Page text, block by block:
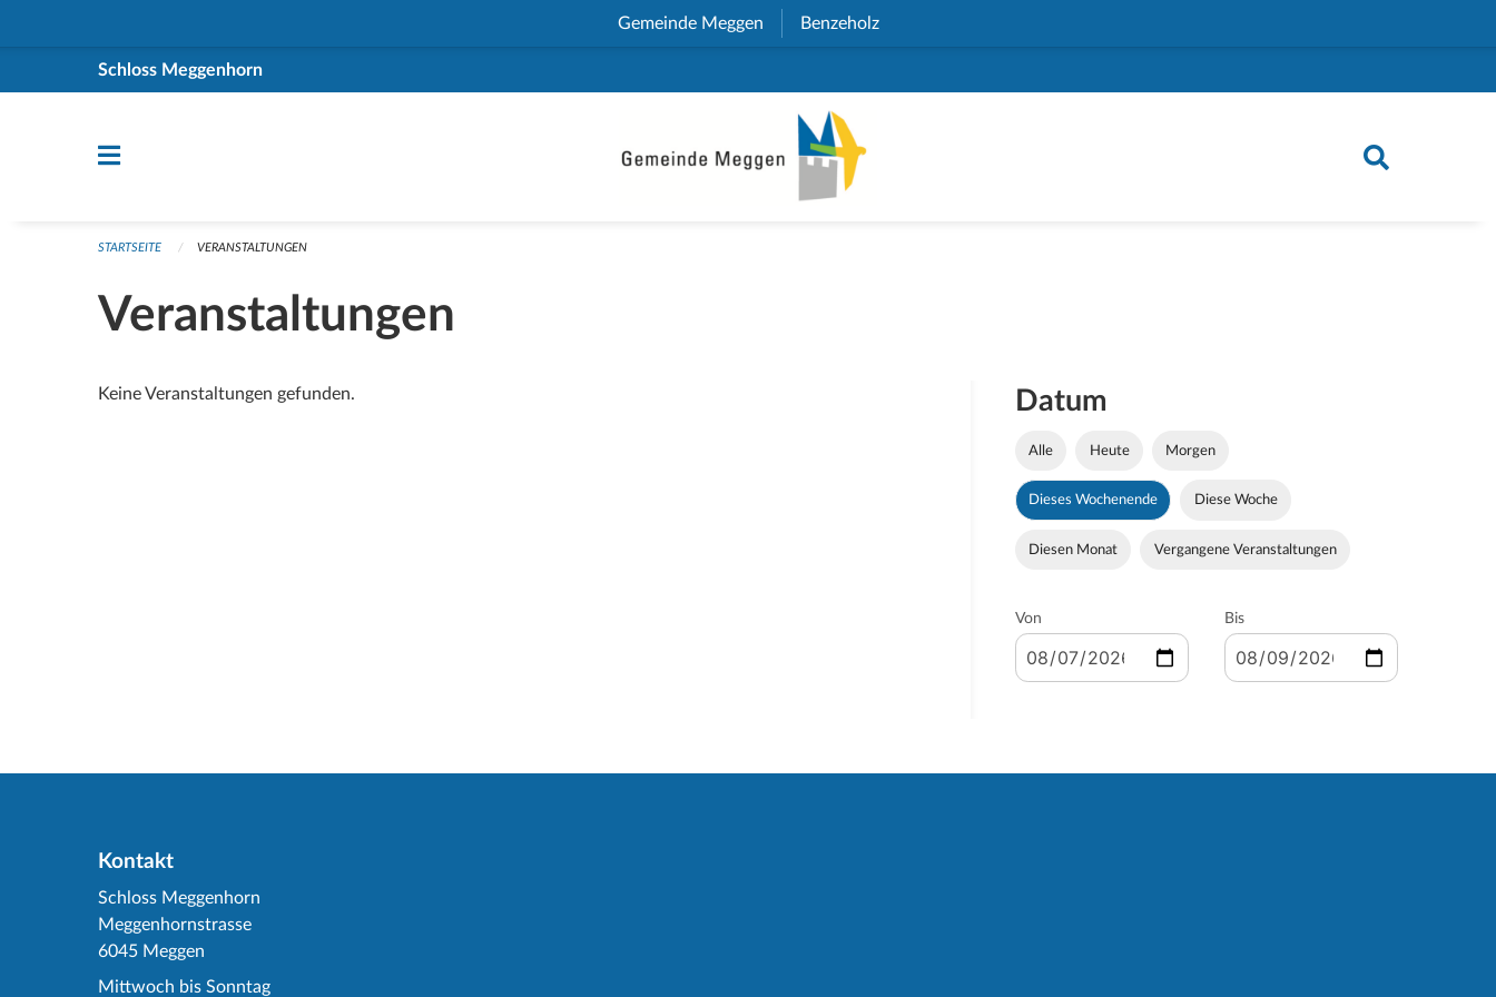
Gemeinde Meggen (External Link)
Benzeholz(External Link)
Schloss Meggenhorn
STARTSEITE VERANSTALTUNGEN
Veranstaltungen
Keine Veranstaltungen gefunden. Datum
Alle Heute Morgen
Dieses Wochenende Diese Woche
Diesen Monat Vergangene Veranstaltungen
Von Bis
Kontakt
Schloss Meggenhorn
Meggenhornstrasse
6045 Meggen
Mittwoch bis Sonntag